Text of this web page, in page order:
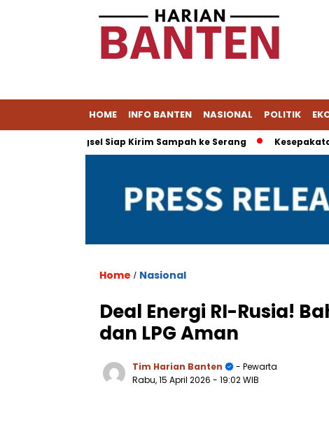
HOME INFO BANTEN NASIONAL POLITIK
Muat, Tangsel Siap Kirim Sampah ke Serang Kesepakatan
Home / Nasional
Deal Energi RI-Rusia!
dan LPG Aman
Tim Harian Banten
- Pewarta
Rabu, 15 April 2026 - 19:02 WIB